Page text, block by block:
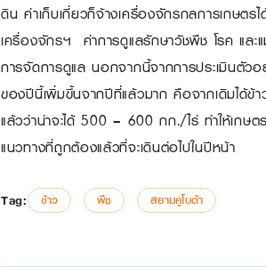
ดิน ค่าเก็บเกี่ยวก็จ้างเครื่องจักรกลการเกษตร
เครื่องจักรฯ ค่าการดูแลรักษาวัชพืช โรค และ
การจัดการดูแล นอกจากนี้จากการประเมินตัว
ของปีนี้เพิ่มขึ้นจากปีที่แล้วมาก คือจากเดิมได้
แล้วว่าน่าจะได้ 500 – 600 กก./ไร่ ทำให้เกษต
แนวทางที่ถูกต้องแล้วที่จะเดินต่อไปในปีหน้า
Tag: ข้าว พืช สยามคูโบต้า